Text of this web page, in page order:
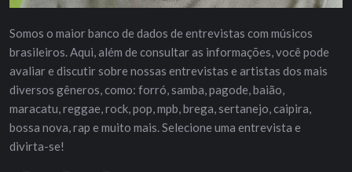
Somos o maior banco de dados de entrevistas com músicos
brasileiros. Aqui, além de consultar as informações, você pode
avaliar e discutir sobre nossas entrevistas e artistas dos mais
diversos gêneros, como: forró, samba, pagode, baião,
maracatu, reggae, rock, pop, mpb, brega, sertanejo, caipira,
bossa nova, rap e muito mais. Selecione uma entrevista e
divirta-se!